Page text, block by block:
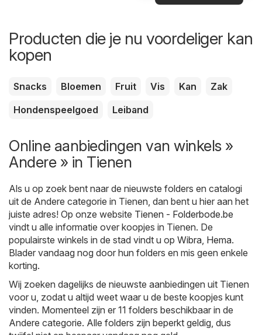
Producten die je nu voordeliger kan
kopen
Snacks Bloemen Fruit Vis Kan
Zak
Hondenspeelgoed
Leiband
Online aanbiedingen van winkels »
Andere » in Tienen
Als u op zoek bent naar de nieuwste folders en catalogi
uit de Andere categorie in Tienen, dan bent u hier aan het
juiste adres! Op onze website Tienen - Folderbode.be
vindt u alle informatie over koopjes in Tienen. De
populairste winkels in de stad vindt u op Wibra Hema.
Blader vandaag nog door hun folders en mis geen enkele
korting.
Wij zoeken dagelijks de nieuwste aanbiedingen uit Tienen
voor u, zodat u altijd weet waar u de beste koopjes kunt
vinden. Momenteel zijn er 11 folders beschikbaar in de
Andere categorie. Alle folders zijn beperkt geldig, dus